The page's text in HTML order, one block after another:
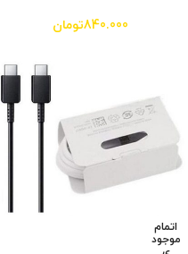
840.000تومان
اتمام
موجود